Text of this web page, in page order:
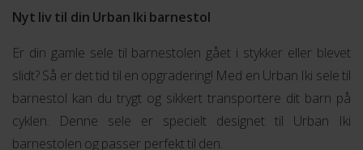
Nyt liv til din Urban Iki barnestol
Er din gamle sele til barnestolen gået i stykker eller blevet
slidt? Så er det tid til en opgradering! Med en Urban Iki sele til
barnestol kan du trygt og sikkert transportere dit barn på
cyklen. Denne sele er specielt designet til Urban Iki
barnestolen og passer perfekt til den.